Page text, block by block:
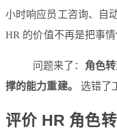
小时响应员工咨询、自
HR 的价值不再是把事
问题来了： 角色
撑的能力重建。
选错了
评价 HR 角色